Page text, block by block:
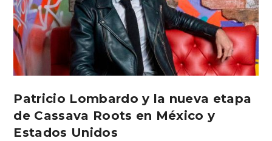
Patricio Lombardo y la nueva etapa
de Cassava Roots en México y
Estados Unidos